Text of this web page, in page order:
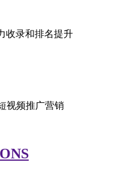
收录和排名提升
视频推广营销